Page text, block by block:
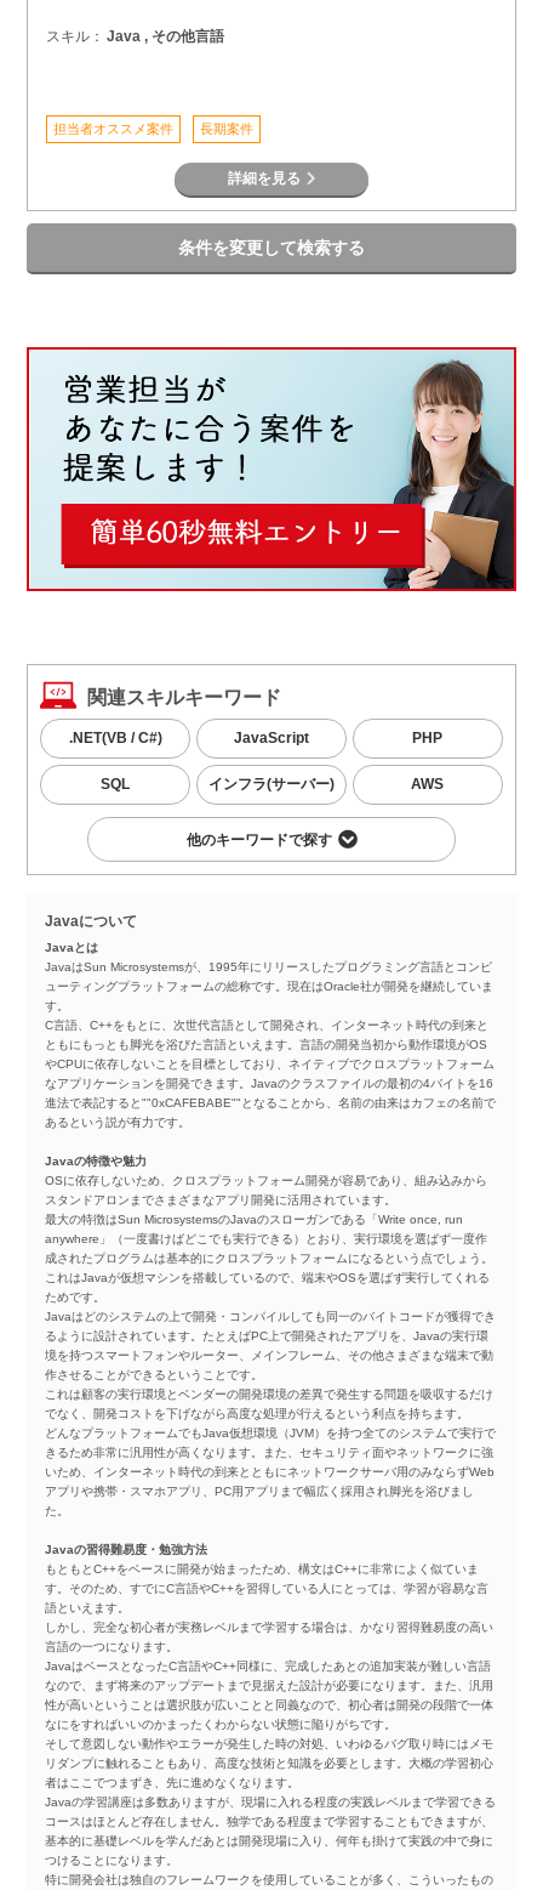
スキル： Java , その他言語
担当者オススメ案件 長期案件
詳細を見る
条件を変更して検索する
関連スキルキーワード
.NET(VB / C#) JavaScript PHP
SQL インフラ(サーバー) AWS
他のキーワードで探す
Javaについて
Javaとは
JavaはSun Microsystemsが、1995年にリリースしたプログラミング言語とコンピ
ューティングプラットフォームの総称です。現在はOracle社が開発を継続していま
す。
C言語、C++をもとに、次世代言語として開発され、インターネット時代の到来と
ともにもっとも脚光を浴びた言語といえます。言語の開発当初から動作環境がOS
やCPUに依存しないことを目標としており、ネイティブでクロスプラットフォーム
なアプリケーションを開発できます。Javaのクラスファイルの最初の4バイトを16
進法で表記すると""0xCAFEBABE""となることから、名前の由来はカフェの名前で
あるという説が有力です。
Javaの特徴や魅力
OSに依存しないため、クロスプラットフォーム開発が容易であり、組み込みから
スタンドアロンまでさまざまなアプリ開発に活用されています。
最大の特徴はSun MicrosystemsのJavaのスローガンである「Write once, run
anywhere」（一度書けばどこでも実行できる）とおり、実行環境を選ばず一度作
成されたプログラムは基本的にクロスプラットフォームになるという点でしょう。
これはJavaが仮想マシンを搭載しているので、端末やOSを選ばず実行してくれる
ためです。
Javaはどのシステムの上で開発・コンパイルしても同一のバイトコードが獲得でき
るように設計されています。たとえばPC上で開発されたアプリを、Javaの実行環
境を持つスマートフォンやルーター、メインフレーム、その他さまざまな端末で動
作させることができるということです。
これは顧客の実行環境とベンダーの開発環境の差異で発生する問題を吸収するだけ
でなく、開発コストを下げながら高度な処理が行えるという利点を持ちます。
どんなプラットフォームでもJava仮想環境（JVM）を持つ全てのシステムで実行で
きるため非常に汎用性が高くなります。また、セキュリティ面やネットワークに強
いため、インターネット時代の到来とともにネットワークサーバ用のみならずWeb
アプリや携帯・スマホアプリ、PC用アプリまで幅広く採用され脚光を浴びまし
た。
Javaの習得難易度・勉強方法
もともとC++をベースに開発が始まったため、構文はC++に非常によく似ていま
す。そのため、すでにC言語やC++を習得している人にとっては、学習が容易な言
語といえます。
しかし、完全な初心者が実務レベルまで学習する場合は、かなり習得難易度の高い
言語の一つになります。
JavaはベースとなったC言語やC++同様に、完成したあとの追加実装が難しい言語
なので、まず将来のアップデートまで見据えた設計が必要になります。また、汎用
性が高いということは選択肢が広いことと同義なので、初心者は開発の段階で一体
なにをすればいいのかまったくわからない状態に陥りがちです。
そして意図しない動作やエラーが発生した時の対処、いわゆるバグ取り時にはメモ
リダンプに触れることもあり、高度な技術と知識を必要とします。大概の学習初心
者はここでつまずき、先に進めなくなります。
Javaの学習講座は多数ありますが、現場に入れる程度の実践レベルまで学習できる
コースはほとんど存在しません。独学である程度まで学習することもできますが、
基本的に基礎レベルを学んだあとは開発現場に入り、何年も掛けて実践の中で身に
つけることになります。
特に開発会社は独自のフレームワークを使用していることが多く、こういったもの